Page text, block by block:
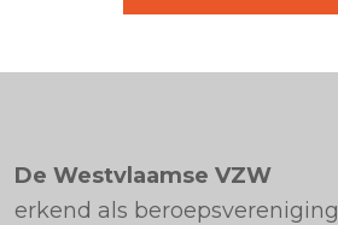
De Westvlaamse VZW
erkend als beroepsvereniging